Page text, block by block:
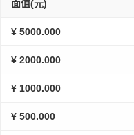
面值(元)
¥ 5000.000
¥ 2000.000
¥ 1000.000
¥ 500.000